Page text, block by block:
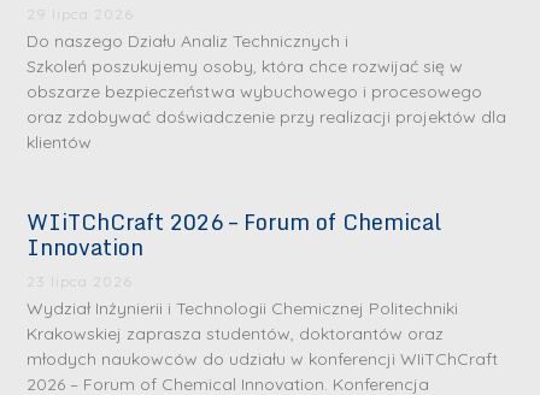
29 lipca 2026
Do naszego Działu Analiz Technicznych i
Szkoleń poszukujemy osoby, która chce rozwijać się w
obszarze bezpieczeństwa wybuchowego i procesowego
oraz zdobywać doświadczenie przy realizacji projektów dla
klientów
WIiTChCraft 2026 – Forum of Chemical
Innovation
23 lipca 2026
Wydział Inżynierii i Technologii Chemicznej Politechniki
Krakowskiej zaprasza studentów, doktorantów oraz
młodych naukowców do udziału w konferencji WIiTChCraft
2026 – Forum of Chemical Innovation. Konferencja